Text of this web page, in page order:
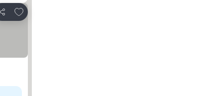
Condividi
Aggiungi ai preferiti